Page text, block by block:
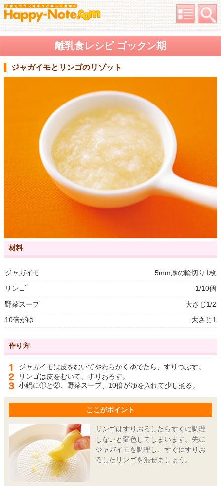
離乳食レシピ ゴックン期
ジャガイモとリンゴのリゾット
材料
ジャガイモ
5mm厚の輪切り1枚
リンゴ
1/10個
野菜スープ
大さじ1/2
10倍がゆ
大さじ1
作り方
ジャガイモは皮をむいてやわらかくゆでたら、すりつぶす。
リンゴは皮をむいて、すりおろす。
小鍋に①と②、野菜スープ、10倍がゆを入れて少し煮る。
ここがポイント
リンゴはすりおろしたらすぐに調理
しないと変色してしまいます。先に
ジャガイモを調理し、すぐにすりお
ろしたリンゴを混ぜましょう。